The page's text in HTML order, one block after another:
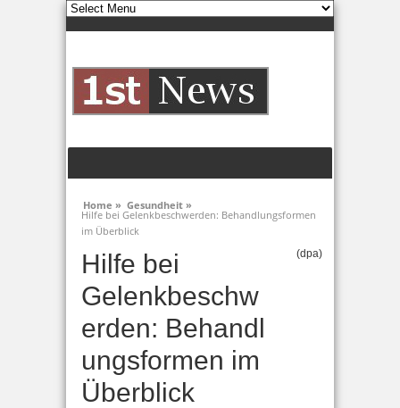
Home » Gesundheit »
Hilfe bei Gelenkbeschwerden: Behandlungsformen
im Überblick
Hilfe bei
Gelenkbeschw
erden: Behandl
ungsformen im
Überblick
(dpa)